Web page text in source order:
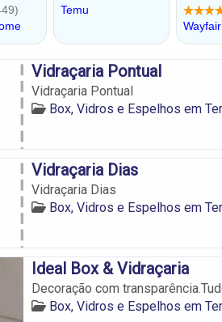
Vidraçaria Pontual
Vidraçaria Pontual
Box, Vidros e Espelhos em
Vidraçaria Dias
Vidraçaria Dias
Box, Vidros e Espelhos em
Ideal Box & Vidraçaria
Decoração com
Box, Vidros e Espelhos em